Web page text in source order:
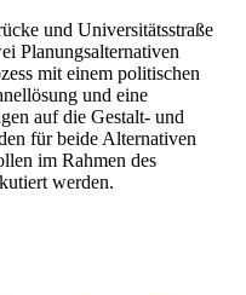
und Universitätsstraße
Planungsalternativen
mit einem politischen
und eine
auf die Gestalt- und
für beide Alternativen
im Rahmen des
werden.